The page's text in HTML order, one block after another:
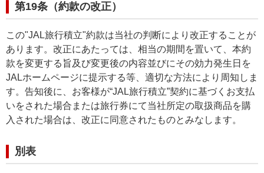
第19条（約款の改正）
この"JAL旅行積立"約款は当社の判断により改正することが
あります。改正にあたっては、相当の期間を置いて、本約
款を変更する旨及び変更後の内容並びにその効力発生日を
JALホームページに提示する等、適切な方法により周知しま
す。告知後に、お客様が“JAL旅行積立”契約に基づくお支払
いをされた場合または旅行券にて当社所定の取扱商品を購
入された場合は、改正に同意されたものとみなします。
別表